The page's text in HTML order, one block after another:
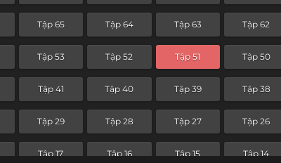
Tập 65 Tập 64 Tập 63 Tập 62
Tập 53 Tập 52 Tập 51 Tập 50
Tập 41 Tập 40 Tập 39 Tập 38
Tập 29 Tập 28 Tập 27 Tập 26
Tập 17 Tập 16 Tập 15 Tập 14